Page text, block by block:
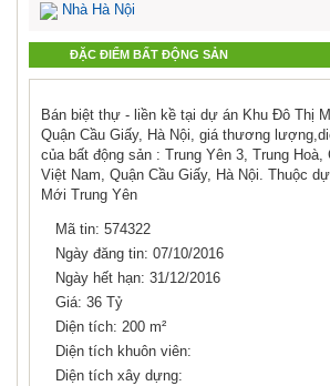
Nhà Hà Nội
ĐẶC ĐIỂM BẤT ĐỘNG SẢN
Bán biệt thự - liền kề tại dự án Khu Đô Thị
Quận Cầu Giấy, Hà Nội, giá thương
của bất động sản : Trung Yên 3, Trung Hoà,
Việt Nam, Quận Cầu Giấy, Hà Nội. Thuộc
Mới Trung Yên
Mã tin: 574322
Ngày đăng tin: 07/10/2016
Ngày hết hạn: 31/12/2016
Giá: 36 Tỷ
Diện tích: 200 m²
Diện tích khuôn viên:
Diện tích xây dựng: